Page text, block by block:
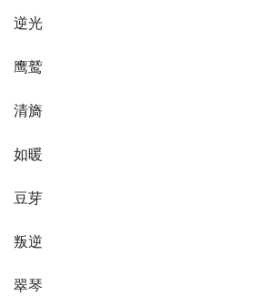
逆光
鹰鹫
清旖
如暖
豆芽
叛逆
翠琴